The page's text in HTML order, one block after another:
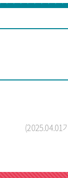
(2025.04.01